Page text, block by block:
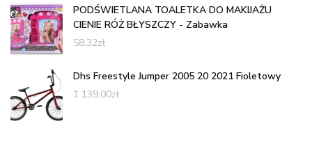
PODŚWIETLANA TOALETKA DO MAKIJAŻU
CIENIE RÓŻ BŁYSZCZY - Zabawka
58,32zł
Dhs Freestyle Jumper 2005 20 2021 Fioletowy
1 139,00zł